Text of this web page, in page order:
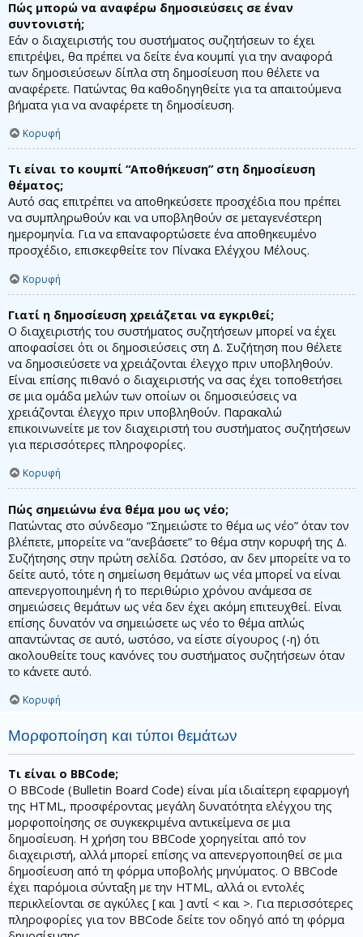
Πώς μπορώ να αναφέρω δημοσιεύσεις σε έναν
συντονιστή;
Εάν ο διαχειριστής του συστήματος συζητήσεων το έχει
επιτρέψει, θα πρέπει να δείτε ένα κουμπί για την αναφορά
των δημοσιεύσεων δίπλα στη δημοσίευση που θέλετε να
αναφέρετε. Πατώντας θα καθοδηγηθείτε για τα απαιτούμενα
βήματα για να αναφέρετε τη δημοσίευση.
Κορυφή
Τι είναι το κουμπί “Αποθήκευση” στη δημοσίευση
θέματος;
Αυτό σας επιτρέπει να αποθηκεύσετε προσχέδια που πρέπει
να συμπληρωθούν και να υποβληθούν σε μεταγενέστερη
ημερομηνία. Για να επαναφορτώσετε ένα αποθηκευμένο
προσχέδιο, επισκεφθείτε τον Πίνακα Ελέγχου Μέλους.
Κορυφή
Γιατί η δημοσίευση χρειάζεται να εγκριθεί;
Ο διαχειριστής του συστήματος συζητήσεων μπορεί να έχει
αποφασίσει ότι οι δημοσιεύσεις στη Δ. Συζήτηση που θέλετε
να δημοσιεύσετε να χρειάζονται έλεγχο πριν υποβληθούν.
Είναι επίσης πιθανό ο διαχειριστής να σας έχει τοποθετήσει
σε μια ομάδα μελών των οποίων οι δημοσιεύσεις να
χρειάζονται έλεγχο πριν υποβληθούν. Παρακαλώ
επικοινωνείτε με τον διαχειριστή του συστήματος συζητήσεων
για περισσότερες πληροφορίες.
Κορυφή
Πώς σημειώνω ένα θέμα μου ως νέο;
Πατώντας στο σύνδεσμο “Σημειώστε το θέμα ως νέο” όταν τον
βλέπετε, μπορείτε να “ανεβάσετε” το θέμα στην κορυφή της Δ.
Συζήτησης στην πρώτη σελίδα. Ωστόσο, αν δεν μπορείτε να το
δείτε αυτό, τότε η σημείωση θεμάτων ως νέα μπορεί να είναι
απενεργοποιημένη ή το περιθώριο χρόνου ανάμεσα σε
σημειώσεις θεμάτων ως νέα δεν έχει ακόμη επιτευχθεί. Είναι
επίσης δυνατόν να σημειώσετε ως νέο το θέμα απλώς
απαντώντας σε αυτό, ωστόσο, να είστε σίγουρος (-η) ότι
ακολουθείτε τους κανόνες του συστήματος συζητήσεων όταν
το κάνετε αυτό.
Κορυφή
Μορφοποίηση και τύποι θεμάτων
Τι είναι ο BBCode;
Ο BBCode (Bulletin Board Code) είναι μία ιδιαίτερη εφαρμογή
της HTML, προσφέροντας μεγάλη δυνατότητα ελέγχου της
μορφοποίησης σε συγκεκριμένα αντικείμενα σε μια
δημοσίευση. Η χρήση του BBCode χορηγείται από τον
διαχειριστή, αλλά μπορεί επίσης να απενεργοποιηθεί σε μια
δημοσίευση από τη φόρμα υποβολής μηνύματος. Ο BBCode
έχει παρόμοια σύνταξη με την HTML, αλλά οι εντολές
περικλείονται σε αγκύλες [ και ] αντί < και >. Για περισσότερες
πληροφορίες για τον BBCode δείτε τον οδηγό από τη φόρμα